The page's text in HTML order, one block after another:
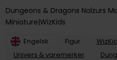
Dungeons & Dragons Nolzurs
Miniature WizKids
Engelsk Figur
Univers & varemerker